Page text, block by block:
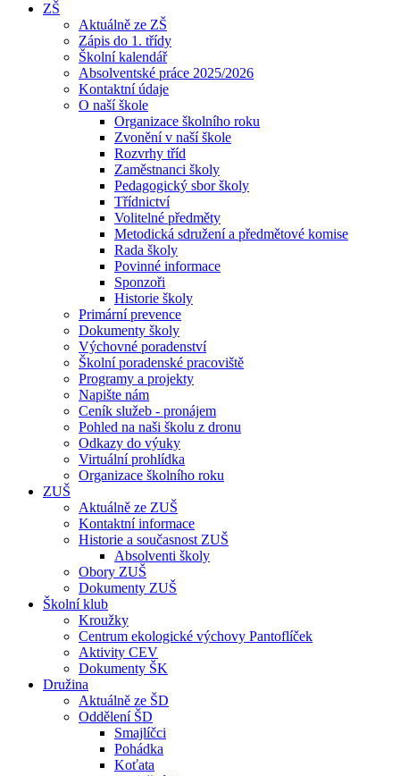
ZŠ
Aktuálně ze ZŠ
Zápis do 1. třídy
Školní kalendář
Absolventské práce 2025/2026
Kontaktní údaje
O naší škole
Organizace školního roku
Zvonění v naší škole
Rozvrhy tříd
Zaměstnanci školy
Pedagogický sbor školy
Třídnictví
Volitelné předměty
Metodická sdružení a předmětové komise
Rada školy
Povinné informace
Sponzoři
Historie školy
Primární prevence
Dokumenty školy
Výchovné poradenství
Školní poradenské pracoviště
Programy a projekty
Napište nám
Ceník služeb - pronájem
Pohled na naši školu z dronu
Odkazy do výuky
Virtuální prohlídka
Organizace školního roku
ZUŠ
Aktuálně ze ZUŠ
Kontaktní informace
Historie a současnost ZUŠ
Absolventi školy
Obory ZUŠ
Dokumenty ZUŠ
Školní klub
Kroužky
Centrum ekologické výchovy Pantoflíček
Aktivity CEV
Dokumenty ŠK
Družina
Aktuálně ze ŠD
Oddělení ŠD
Smajlíčci
Pohádka
Koťata